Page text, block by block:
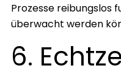
Prozesse reibungslos
überwacht werden
6.